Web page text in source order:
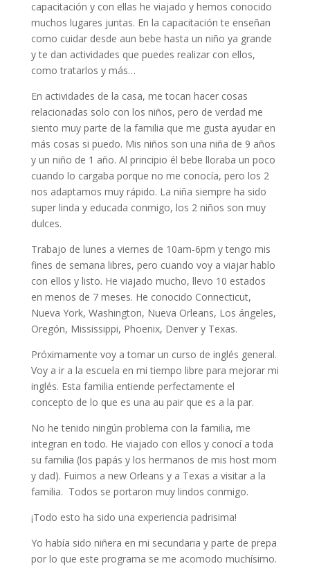
capacitación y con ellas he viajado y hemos conocido
muchos lugares juntas. En la capacitación te enseñan
como cuidar desde aun bebe hasta un niño ya grande
y te dan actividades que puedes realizar con ellos,
como tratarlos y más…
En actividades de la casa, me tocan hacer cosas
relacionadas solo con los niños, pero de verdad me
siento muy parte de la familia que me gusta ayudar en
más cosas si puedo. Mis niños son una niña de 9 años
y un niño de 1 año. Al principio él bebe lloraba un poco
cuando lo cargaba porque no me conocía, pero los 2
nos adaptamos muy rápido. La niña siempre ha sido
super linda y educada conmigo, los 2 niños son muy
dulces.
Trabajo de lunes a viernes de 10am-6pm y tengo mis
fines de semana libres, pero cuando voy a viajar hablo
con ellos y listo. He viajado mucho, llevo 10 estados
en menos de 7 meses. He conocido Connecticut,
Nueva York, Washington, Nueva Orleans, Los ángeles,
Oregón, Mississippi, Phoenix, Denver y Texas.
Próximamente voy a tomar un curso de inglés general.
Voy a ir a la escuela en mi tiempo libre para mejorar mi
inglés. Esta familia entiende perfectamente el
concepto de lo que es una au pair que es a la par.
No he tenido ningún problema con la familia, me
integran en todo. He viajado con ellos y conocí a toda
su familia (los papás y los hermanos de mis host mom
y dad). Fuimos a new Orleans y a Texas a visitar a la
familia. Todos se portaron muy lindos conmigo.
¡Todo esto ha sido una experiencia padrisima!
Yo había sido niñera en mi secundaria y parte de prepa
por lo que este programa se me acomodo muchísimo.